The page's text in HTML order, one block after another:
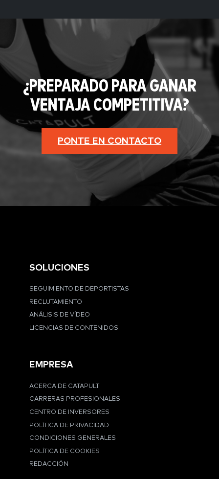
¿PREPARADO PARA GANAR
VENTAJA COMPETITIVA?
PONTE EN CONTACTO
SOLUCIONES
SEGUIMIENTO DE DEPORTISTAS
RECLUTAMIENTO
ANÁLISIS DE VÍDEO
LICENCIAS DE CONTENIDOS
EMPRESA
ACERCA DE CATAPULT
CARRERAS PROFESIONALES
CENTRO DE INVERSORES
POLÍTICA DE PRIVACIDAD
CONDICIONES GENERALES
POLÍTICA DE COOKIES
REDACCIÓN